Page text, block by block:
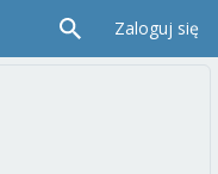
Zaloguj się